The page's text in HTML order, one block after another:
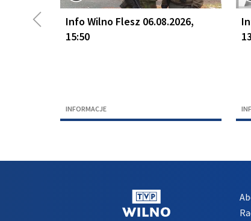
Info Wilno Flesz 06.08.2026,
15:50
INFORMACJE
◀